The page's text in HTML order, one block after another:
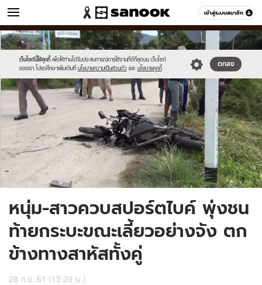
เข้าสู่ระบบสมาชิก
ข่าว หมวดอื่นๆ
เว็บไซต์นี้ใช้คุกกี้ เพื่อให้ท่านได้รับประสบการณ์การใช้งานที่ดีที่สุดบน เว็บไซต์
ของเรา โปรดศึกษาเพิ่มเติมที่ นโยบายความเป็นส่วนตัว และ นโยบายคุกกี้
ตกลง
Sanook
//s.isanook.com/sr/0/images/logo-
new-
sanook.png
600
60
//s.isanook.com/ns/0/ud/1504/7522710/11.jpg
หนุ่ม-สาวควบสปอร์ตไบค์ พุ่งชน
ท้ายกระบะขณะเลี้ยวอย่างจัง ตก
ข้างทางสาหัสทั้งคู่
28 ก.ย. 61 (15:39 น.)